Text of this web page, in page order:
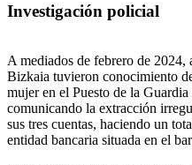
Investigación policial
A mediados de febrero de 2024,
Bizkaia tuvieron conocimiento
mujer en el Puesto de la
comunicando la extracción
sus tres cuentas, haciendo un
entidad bancaria situada en el